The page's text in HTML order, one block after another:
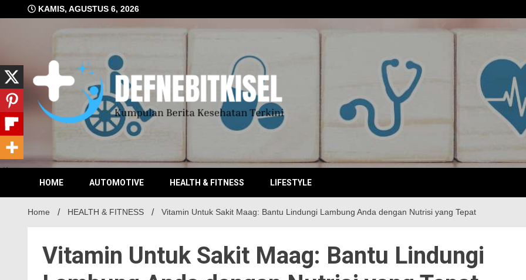
to
KAMIS, AGUSTUS 6, 2026
HOME AUTOMOTIVE HEALTH & FITNESS LIFESTYLE
Home HEALTH & FITNESS Vitamin Untuk Sakit Maag: Bantu Lindungi Lambung Anda dengan Nutrisi yang Tepat
Vitamin Untuk Sakit Maag: Bantu Lindungi